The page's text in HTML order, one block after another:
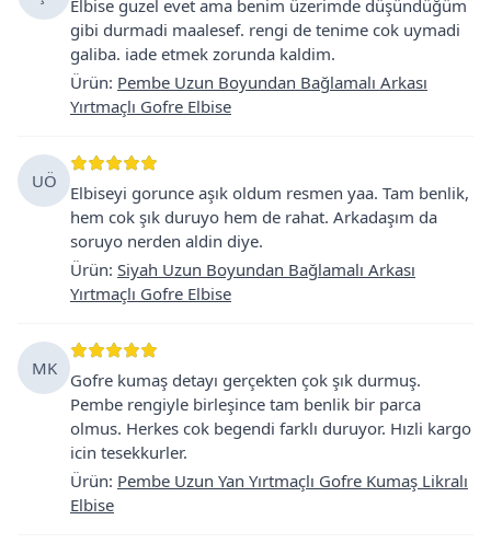
Elbise guzel evet ama benim üzerimde düşündüğüm
gibi durmadi maalesef. rengi de tenime cok uymadi
galiba. iade etmek zorunda kaldim.
Ürün: Pembe Uzun Boyundan Bağlamalı Arkası
Yırtmaçlı Gofre Elbise
UÖ
Elbiseyi gorunce aşık oldum resmen yaa. Tam benlik,
hem cok şık duruyo hem de rahat. Arkadaşım da
soruyo nerden aldin diye.
Ürün: Siyah Uzun Boyundan Bağlamalı Arkası
Yırtmaçlı Gofre Elbise
MK
Gofre kumaş detayı gerçekten çok şık durmuş.
Pembe rengiyle birleşince tam benlik bir parca
olmus. Herkes cok begendi farklı duruyor. Hızli kargo
icin tesekkurler.
Ürün: Pembe Uzun Yan Yırtmaçlı Gofre Kumaş Likralı
Elbise